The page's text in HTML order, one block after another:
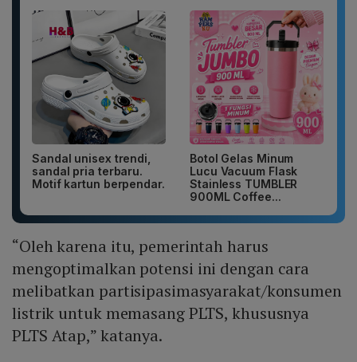
Sandal unisex trendi,
sandal pria terbaru.
Motif kartun berpendar.
Botol Gelas Minum
Lucu Vacuum Flask
Stainless TUMBLER
900ML Coffee...
“Oleh karena itu, pemerintah harus
mengoptimalkan potensi ini dengan cara
melibatkan partisipasimasyarakat/konsumen
listrik untuk memasang PLTS, khususnya
PLTS Atap,” katanya.